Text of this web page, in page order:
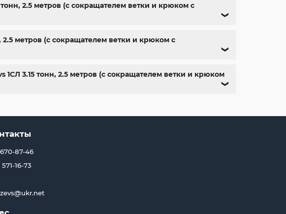
2.5 метров (с сокращателем ветки и крюком с
❯
метров (с сокращателем ветки и крюком с
❯
3.15 тонн, 2.5 метров (с сокращателем ветки и крюком
❯
87-46
16-73